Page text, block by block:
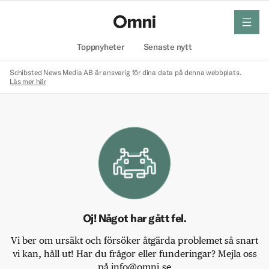
Toppnyheter Senaste nytt
meny
Schibsted News Media AB är ansvarig för dina data på denna webbplats.
Läs mer här
Oj! Något har gått fel.
Vi ber om ursäkt och försöker åtgärda problemet så snart
vi kan, håll ut! Har du frågor eller funderingar? Mejla oss